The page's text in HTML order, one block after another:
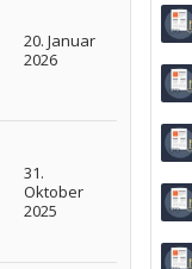
20. Januar
2026
31.
Oktober
2025